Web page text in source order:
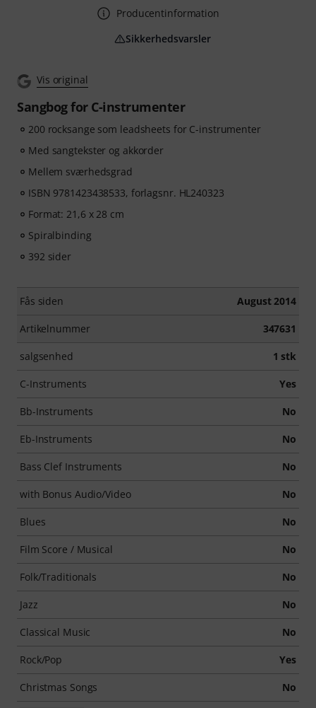
Vis original
Sangbog for C-instrumenter
200 rocksange som leadsheets for C-instrumenter
Med sangtekster og akkorder
Mellem sværhedsgrad
ISBN 9781423438533, forlagsnr. HL240323
Format: 21,6 x 28 cm
Spiralbinding
392 sider
Fås siden August 2014
Artikelnummer 347631
salgsenhed 1 stk
C-Instruments Yes
Bb-Instruments No
Eb-Instruments No
Bass Clef Instruments No
with Bonus Audio/Video No
Blues No
Film Score / Musical No
Folk/Traditionals No
Jazz No
Classical Music No
Rock/Pop Yes
Christmas Songs No
Producentinformation
Sikkerhedsvarsler